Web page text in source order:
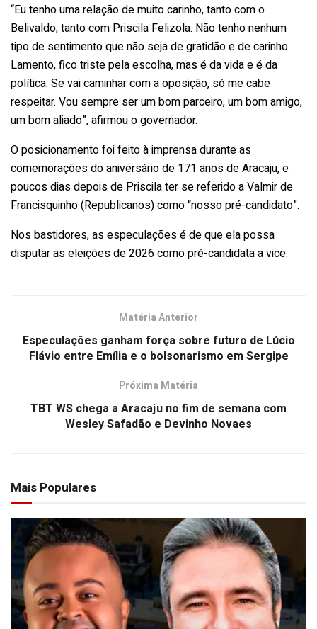
“Eu tenho uma relação de muito carinho, tanto com o
Belivaldo, tanto com Priscila Felizola. Não tenho nenhum
tipo de sentimento que não seja de gratidão e de carinho.
Lamento, fico triste pela escolha, mas é da vida e é da
política. Se vai caminhar com a oposição, só me cabe
respeitar. Vou sempre ser um bom parceiro, um bom amigo,
um bom aliado”, afirmou o governador.
O posicionamento foi feito à imprensa durante as
comemorações do aniversário de 171 anos de Aracaju, e
poucos dias depois de Priscila ter se referido a Valmir de
Francisquinho (Republicanos) como “nosso pré-candidato”.
Nos bastidores, as especulações é de que ela possa
disputar as eleições de 2026 como pré-candidata a vice.
Matéria Anterior
Especulações ganham força sobre futuro de Lúcio
Flávio entre Emília e o bolsonarismo em Sergipe
Próxima Matéria
TBT WS chega a Aracaju no fim de semana com
Wesley Safadão e Devinho Novaes
Mais Populares